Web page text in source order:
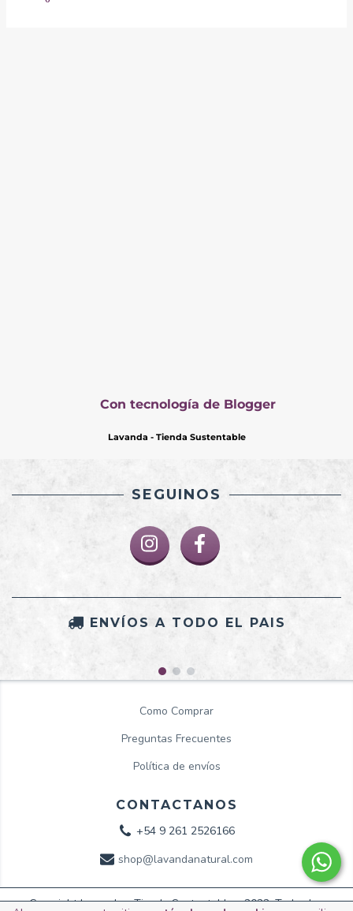
SEGUINOS
ENVÍOS A TODO EL PAIS
Como Comprar
Preguntas Frecuentes
Política de envíos
CONTACTANOS
+54 9 261 2526166
shop@lavandanatural.com
Copyright Lavanda - Tienda Sustentable - 2022. Todos los